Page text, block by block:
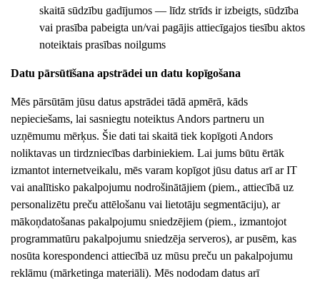
skaitā sūdzību gadījumos — līdz strīds ir izbeigts, sūdzība
vai prasība pabeigta un/vai pagājis attiecīgajos tiesību aktos
noteiktais prasības noilgums
Datu pārsūtīšana apstrādei un datu kopīgošana
Mēs pārsūtām jūsu datus apstrādei tādā apmērā, kāds
nepieciešams, lai sasniegtu noteiktus Andors partneru un
uzņēmumu mērķus. Šie dati tai skaitā tiek kopīgoti Andors
noliktavas un tirdzniecības darbiniekiem. Lai jums būtu ērtāk
izmantot internetveikalu, mēs varam kopīgot jūsu datus arī ar IT
vai analītisko pakalpojumu nodrošinātājiem (piem., attiecībā uz
personalizētu preču attēlošanu vai lietotāju segmentāciju), ar
mākoņdatošanas pakalpojumu sniedzējiem (piem., izmantojot
programmatūru pakalpojumu sniedzēja serveros), ar pusēm, kas
nosūta korespondenci attiecībā uz mūsu preču un pakalpojumu
reklāmu (mārketinga materiāli). Mēs nododam datus arī